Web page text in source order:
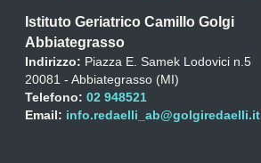
Istituto Geriatrico Camillo Golgi
Abbiategrasso
Indirizzo: Piazza E. Samek Lodovici n.5
20081 - Abbiategrasso (MI)
Telefono: 02 948521
Email: info.redaelli_ab@golgiredaelli.it